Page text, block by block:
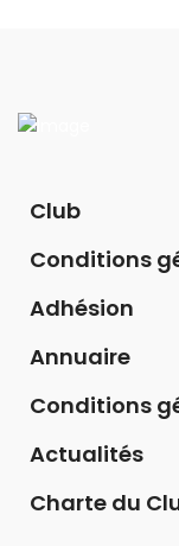
Club
Conditions
Adhésion
Annuaire
Conditions
Actualités
Charte du